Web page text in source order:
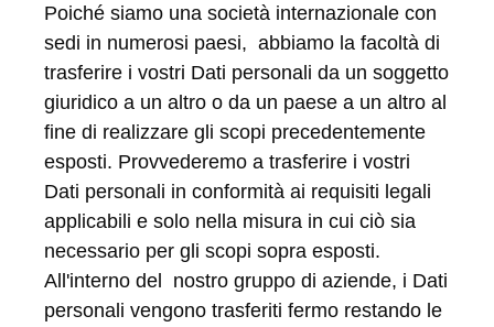
Poiché siamo una società internazionale con
sedi in numerosi paesi, abbiamo la facoltà di
trasferire i vostri Dati personali da un soggetto
giuridico a un altro o da un paese a un altro al
fine di realizzare gli scopi precedentemente
esposti. Provvederemo a trasferire i vostri
Dati personali in conformità ai requisiti legali
applicabili e solo nella misura in cui ciò sia
necessario per gli scopi sopra esposti.
All'interno del nostro gruppo di aziende, i Dati
personali vengono trasferiti fermo restando le